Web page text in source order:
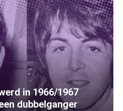
in 1966/1967
dubbelganger